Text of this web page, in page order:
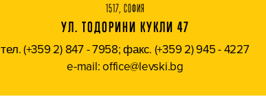
1517, СОФИЯ
УЛ. ТОДОРИНИ КУКЛИ 47
тел. (+359 2) 847 - 7958; факс. (+359 2) 945 - 4227
e-mail: office@levski.bg